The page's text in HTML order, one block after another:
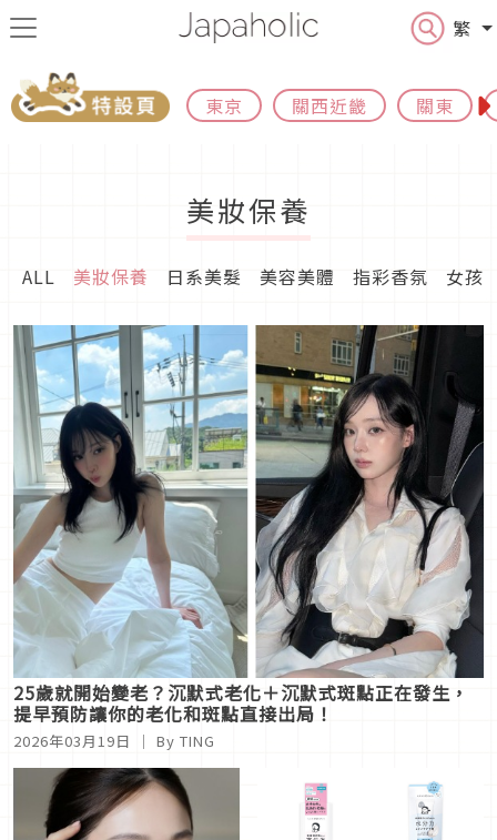
繁
東京 關西近畿 關東
美妝保養
ALL 美妝保養 日系美髮 美容美體 指彩香氛 女孩
25歲就開始變老？沉默式老化＋沉默式斑點正在發生，
提早預防讓你的老化和斑點直接出局！
2026年03月19日 ｜ By TING